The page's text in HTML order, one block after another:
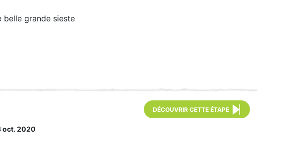
belle grande sieste
DÉCOUVRIR CETTE ÉTAPE
oct. 2020